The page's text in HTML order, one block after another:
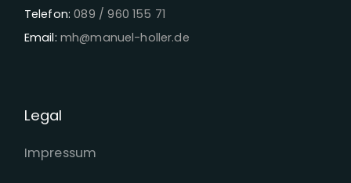
Telefon: 089 / 960 155 71
Email: mh@manuel-holler.de
Legal
Impressum